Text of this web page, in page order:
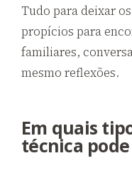
Tudo para deixar
propícios para
familiares,
mesmo reflexões.
Em quais
técnica